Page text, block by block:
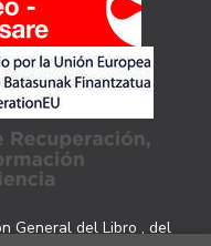
General del Libro , del